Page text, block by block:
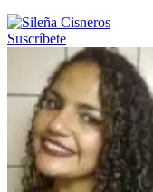
Suscríbete